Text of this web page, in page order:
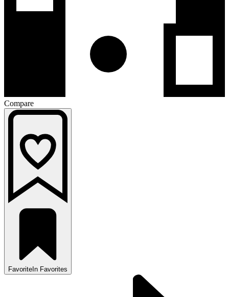
Compare
Favorite In Favorites